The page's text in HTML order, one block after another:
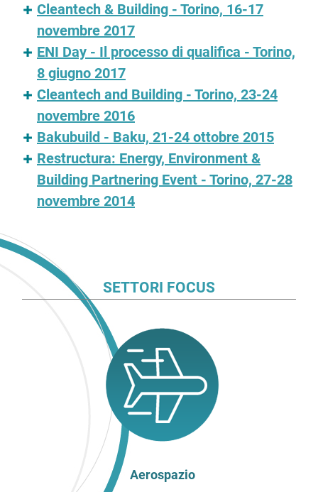
Cleantech & Building - Torino, 16-17
novembre 2017
ENI Day - Il processo di qualifica - Torino,
8 giugno 2017
Cleantech and Building - Torino, 23-24
novembre 2016
Bakubuild - Baku, 21-24 ottobre 2015
Restructura: Energy, Environment &
Building Partnering Event - Torino, 27-28
novembre 2014
SETTORI FOCUS
Aerospazio